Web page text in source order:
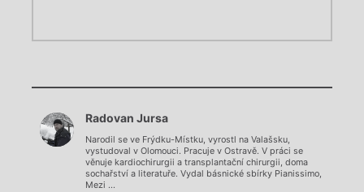
Chviličku.
Načítá se.
Radovan Jursa
Narodil se ve Frýdku-Místku, vyrostl na Valašsku,
vystudoval v Olomouci. Pracuje v Ostravě. V práci se
věnuje kardiochirurgii a transplantační chirurgii, doma
sochařství a literatuře. Vydal básnické sbírky Pianissimo,
Mezi ...